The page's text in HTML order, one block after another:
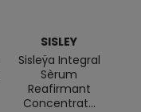
SISLEY
Sisleÿa Integral
Sèrum
Reafirmant
Concentrat...